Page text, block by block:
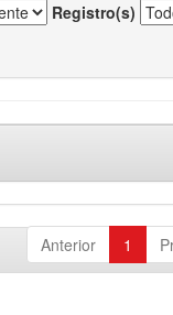
Registro(s)
Anterior 1